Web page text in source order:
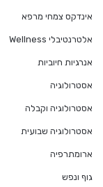
אינדקס צמחי מרפא
אלטרנטיבלי Wellness
אנרגיות חיוביות
אסטרולוגיה
אסטרולוגיה וקבלה
אסטרולוגיה שבועית
ארומתרפיה
גוף ונפש